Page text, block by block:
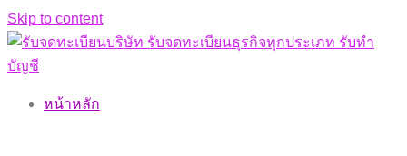
Skip to content
หน้าหลัก